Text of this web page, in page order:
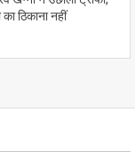
ठिकाना नहीं